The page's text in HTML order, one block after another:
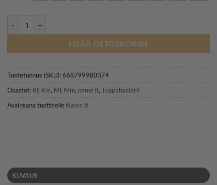
LISÄÄ OSTOSKORIIN
Tuotetunnus (SKU):668799980374
Osastot: Kf, Km, Mf, Mm, name it, Toppahaalarit
Avainsana tuotteelle Name It
KUVAUS